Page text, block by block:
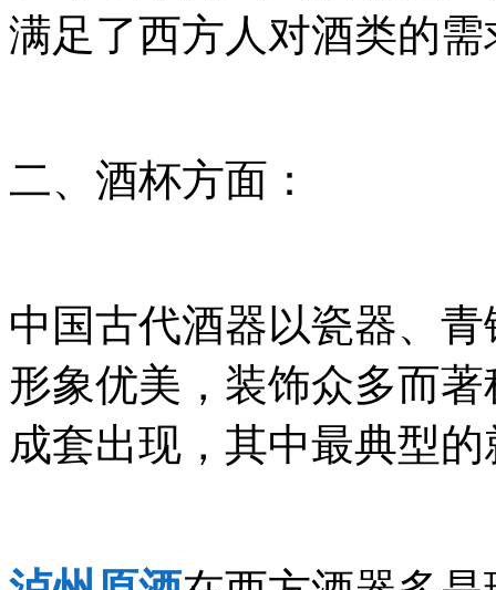
满足了西方人对酒类的需
二、酒杯方面：
中国古代酒器以瓷器、
形象优美，装饰众多而
成套出现，其中最典型